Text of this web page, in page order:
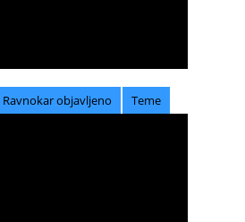
Ravnokar objavljeno Teme